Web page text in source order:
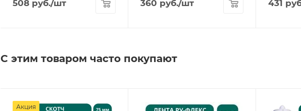
508 руб./шт 360 руб./шт 431
С этим товаром часто покупают
Акция